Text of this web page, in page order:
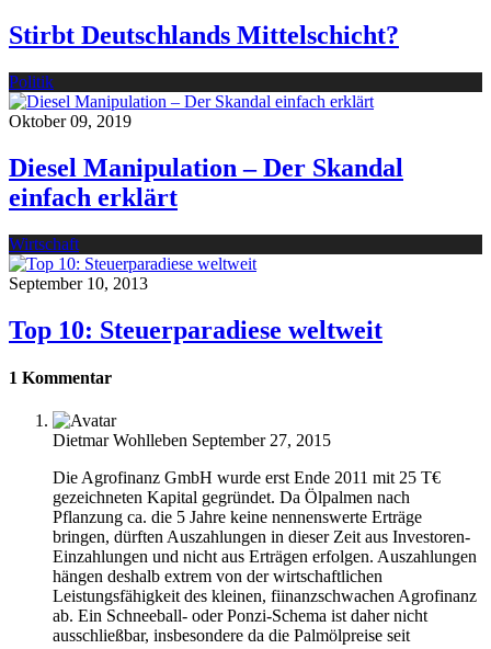
Stirbt Deutschlands Mittelschicht?
Politik
Oktober 09, 2019
Diesel Manipulation – Der Skandal
einfach erklärt
Wirtschaft
September 10, 2013
Top 10: Steuerparadiese weltweit
1 Kommentar
Dietmar Wohlleben September 27, 2015
Die Agrofinanz GmbH wurde erst Ende 2011 mit 25 T€
gezeichneten Kapital gegründet. Da Ölpalmen nach
Pflanzung ca. die 5 Jahre keine nennenswerte Erträge
bringen, dürften Auszahlungen in dieser Zeit aus Investoren-
Einzahlungen und nicht aus Erträgen erfolgen. Auszahlungen
hängen deshalb extrem von der wirtschaftlichen
Leistungsfähigkeit des kleinen, fiinanzschwachen Agrofinanz
ab. Ein Schneeball- oder Ponzi-Schema ist daher nicht
ausschließbar, insbesondere da die Palmölpreise seit